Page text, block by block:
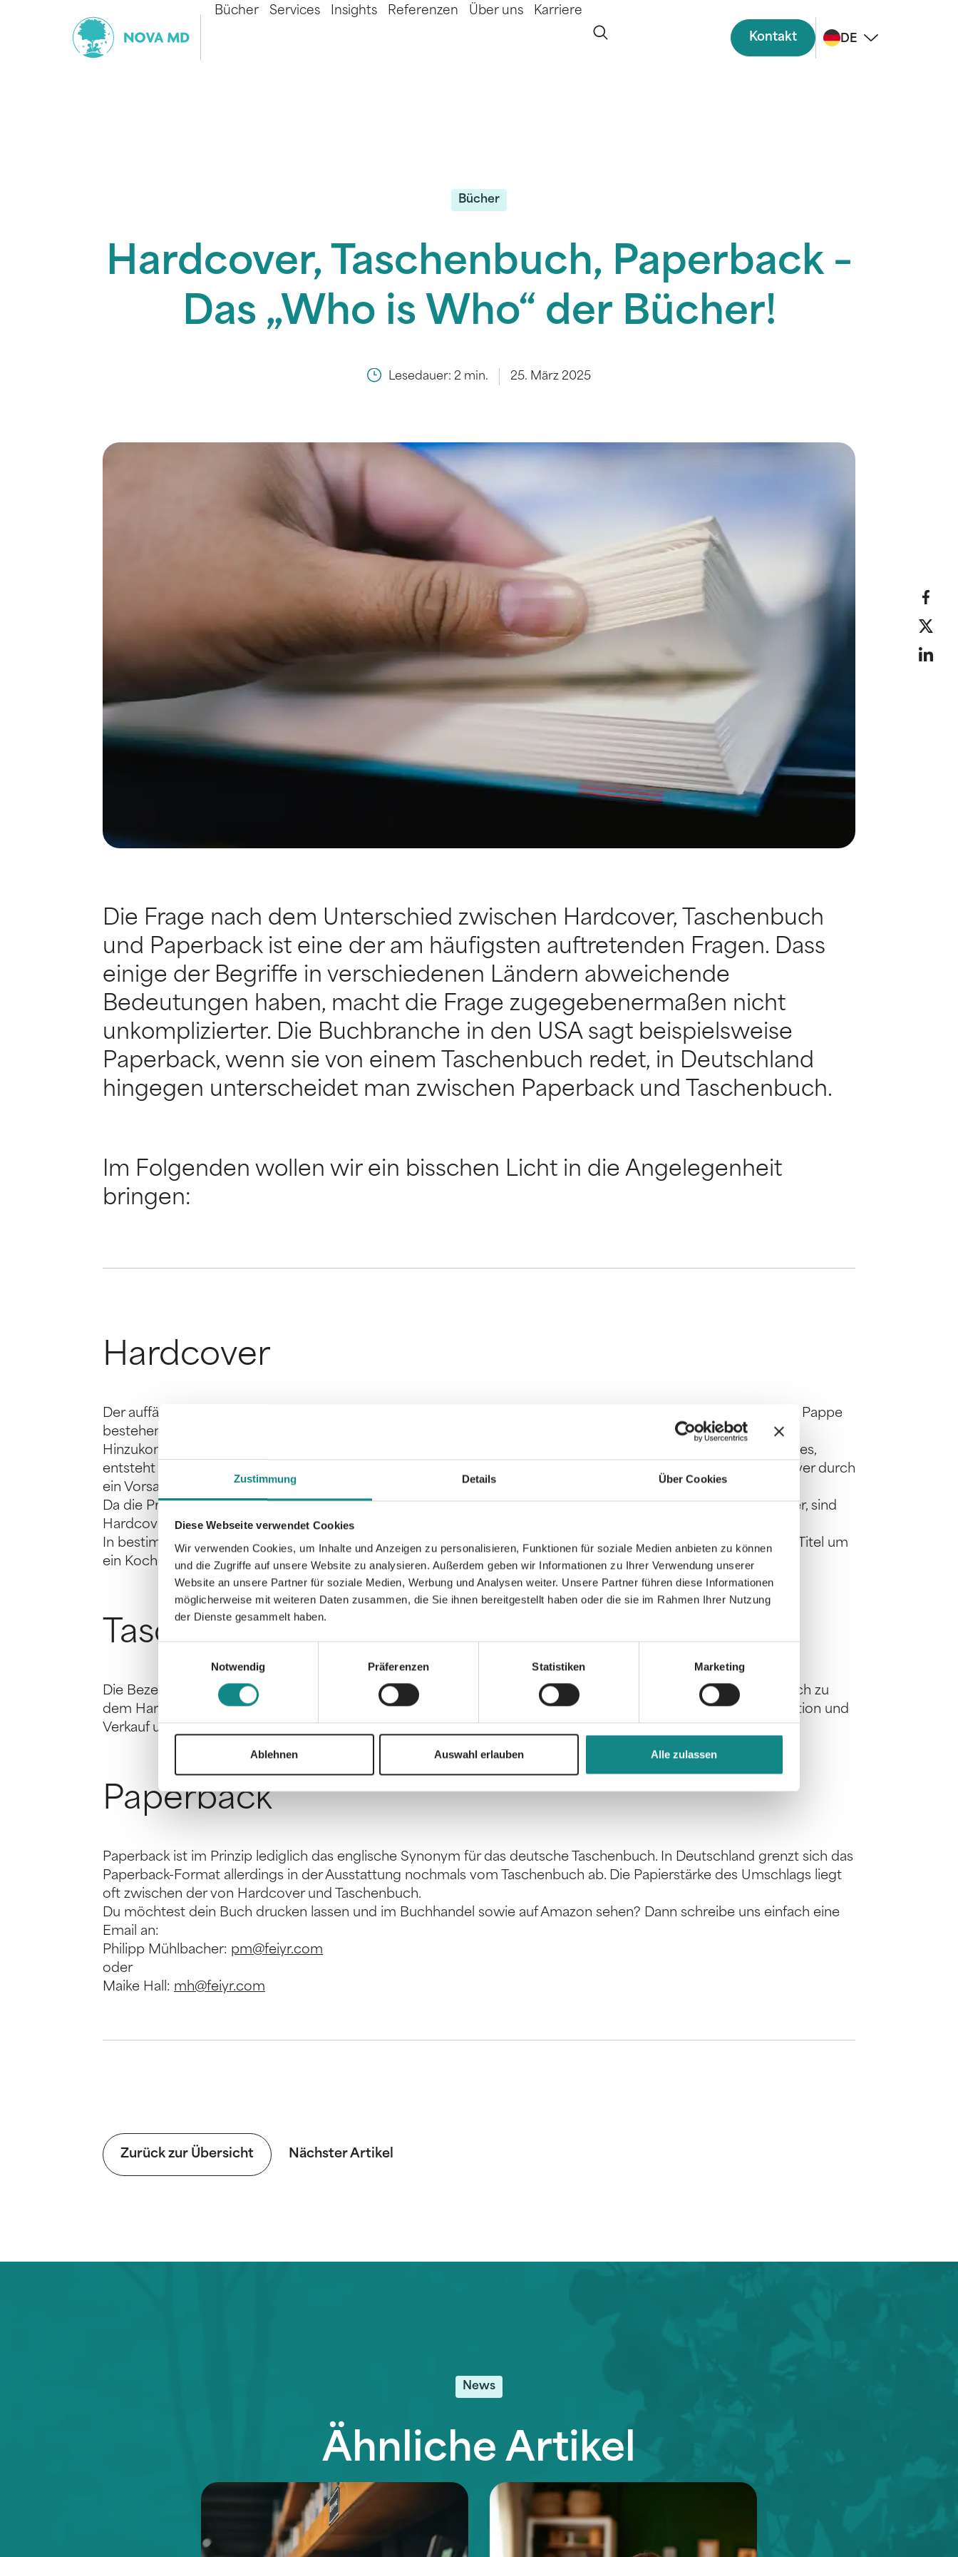
Zustimmung Details Über Cookies
Diese Webseite verwendet Cookies
Wir verwenden Cookies, um Inhalte und Anzeigen zu personalisieren, Funktionen für soziale Medien anbieten zu können
und die Zugriffe auf unsere Website zu analysieren. Außerdem geben wir Informationen zu Ihrer Verwendung unserer
Website an unsere Partner für soziale Medien, Werbung und Analysen weiter. Unsere Partner führen diese Informationen
möglicherweise mit weiteren Daten zusammen, die Sie ihnen bereitgestellt haben oder die sie im Rahmen Ihrer Nutzung
der Dienste gesammelt haben.
Notwendig
Präferenzen Statistiken Marketing
Ablehnen Auswahl erlauben Alle zulassen
Bücher Services Insights Referenzen Über uns Karriere
Kontakt DE
Bücher
Hardcover, Taschenbuch, Paperback –
Das „Who is Who“ der Bücher!
Lesedauer: 2 min. 25. März 2025
Die Frage nach dem Unterschied zwischen Hardcover, Taschenbuch
und Paperback ist eine der am häufigsten auftretenden Fragen. Dass
einige der Begriffe in verschiedenen Ländern abweichende
Bedeutungen haben, macht die Frage zugegebenermaßen nicht
unkomplizierter. Die Buchbranche in den USA sagt beispielsweise
Paperback, wenn sie von einem Taschenbuch redet, in Deutschland
hingegen unterscheidet man zwischen Paperback und Taschenbuch.
Im Folgenden wollen wir ein bisschen Licht in die Angelegenheit
bringen:
Hardcover
Der auffälligste Unterschied beim Hardcover im Vergleich zu den anderen Varianten ist der kartonierte oder aus Pappe
bestehende Umschlag. Das macht ein Hardcover ausschlaggebend robuster.
Hinzukommt dass der Rücken des Buches nicht fest mit dem Umschlag verklebt ist. Beim Aufklappen des Buches,
entsteht daher ein Hohlraum zwischen Rücken und Cover. Der Inhalt und der Umschlag sind bei einem Hardcover durch
ein Vorsatzblatt miteinander verbunden.
Da die Produktionskosten bei der Druckerei für Hardcover höher sind als die für Paperbacks oder Taschenbücher, sind
Hardcovers auch zu höheren Preisen im Handel erhältlich.
In bestimmten Genres ist ein Hardcover besonders empfehlenswert, so zum Beispiel wenn es sich bei deinem Titel um
ein Kochbuch oder einen Bildband handelt.
Taschenbuch
Die Bezeichnung „Taschenbuch“ begründet sich darauf, dass es durch sein Format und sein Gewicht im Vergleich zu
dem Hardcover perfekt für „die Tasche“, also unterwegs geeignet ist. Das Taschenbuch ist günstigster in Produktion und
Verkauf und daher meist für den großen Vertrieb gedacht.
Paperback
Paperback ist im Prinzip lediglich das englische Synonym für das deutsche Taschenbuch. In Deutschland grenzt sich das
Paperback-Format allerdings in der Ausstattung nochmals vom Taschenbuch ab. Die Papierstärke des Umschlags liegt
oft zwischen der von Hardcover und Taschenbuch.
Du möchtest dein Buch drucken lassen und im Buchhandel sowie auf Amazon sehen? Dann schreibe uns einfach eine
Email an:
Philipp Mühlbacher: pm@feiyr.com
oder
Maike Hall: mh@feiyr.com
Zurück zur Übersicht Nächster Artikel
News
Ähnliche Artikel